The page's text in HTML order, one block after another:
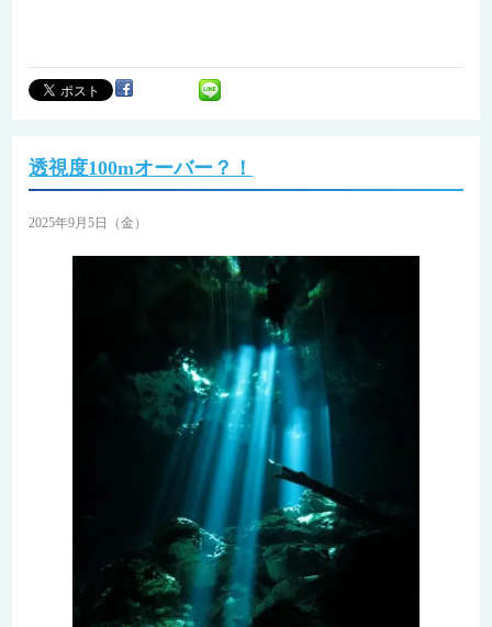
透視度100mオーバー？！
2025年9月5日（金）